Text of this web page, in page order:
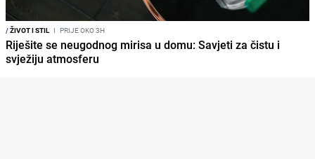
/ŽIVOT I STIL I PRIJE OKO 3H
Riješite se neugodnog mirisa u domu: Savjeti za čistu i
svježiju atmosferu